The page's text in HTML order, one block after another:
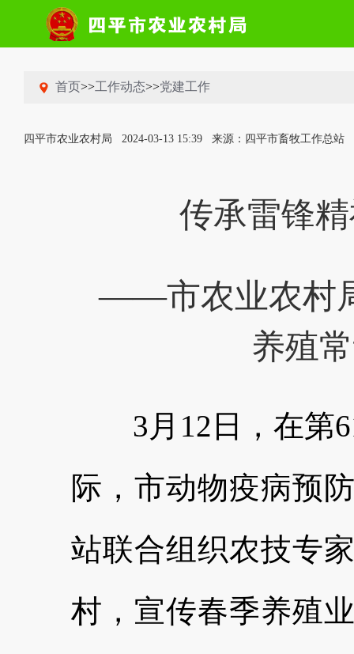
首页>>工作动态>>党建工作
四平市农业农村局 2024-03-13 15:39 来源：四平市畜牧工作总站
传承雷锋
——市农业农村
养殖
3月12日，在第61
际，市动物疫病预
站联合组织农技专
村，宣传春季养殖